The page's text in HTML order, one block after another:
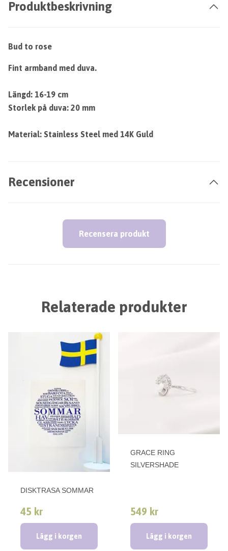
Produktbeskrivning
Bud to rose
Fint armband med duva.
Längd: 16-19 cm
Storlek på duva: 20 mm
Material: Stainless Steel med 14K Guld
Recensioner
Recensera produkt
Relaterade produkter
DISKTRASA SOMMAR
45 kr
Lägg i korgen
GRACE RING
SILVERSHADE
549 kr
Lägg i korgen